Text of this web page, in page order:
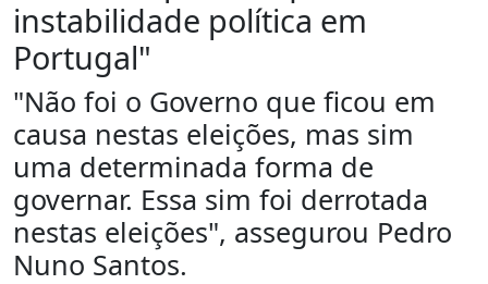
instabilidade política em
Portugal"
"Não foi o Governo que ficou em
causa nestas eleições, mas sim
uma determinada forma de
governar. Essa sim foi derrotada
nestas eleições", assegurou Pedro
Nuno Santos.